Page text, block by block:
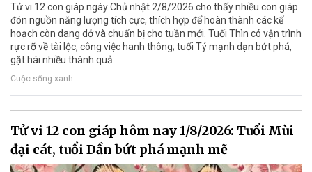
Tử vi 12 con giáp ngày Chủ nhật 2/8/2026 cho thấy nhiều con giáp
đón nguồn năng lượng tích cực, thích hợp để hoàn thành các kế
hoạch còn dang dở và chuẩn bị cho tuần mới. Tuổi Thìn có vận trình
rực rỡ về tài lộc, công việc hanh thông; tuổi Tý mạnh dạn bứt phá,
gặt hái nhiều thành quả.
Cuộc sống xanh
Tử vi 12 con giáp hôm nay 1/8/2026: Tuổi Mùi
đại cát, tuổi Dần bứt phá mạnh mẽ